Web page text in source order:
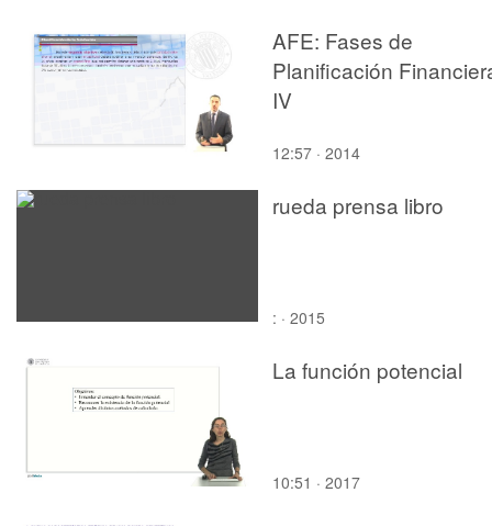
AFE: Fases de
Planificación
IV
12:57 · 2014
rueda prensa libro
: · 2015
La función potencial
10:51 · 2017